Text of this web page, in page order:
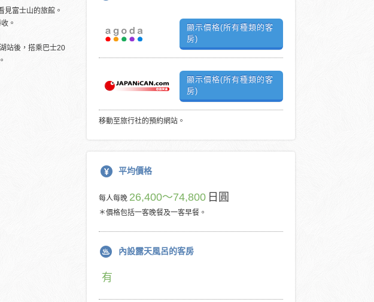
富士山的旅館。
。
站後，搭乘巴士20
顯示價格(所有種類的客
房)
顯示價格(所有種類的客
房)
移動至旅行社的預約網站。
平均價格
每人每晚 26,400～74,800 日圓
＊價格包括一客晚餐及一客早餐。
內設露天風呂的客房
有